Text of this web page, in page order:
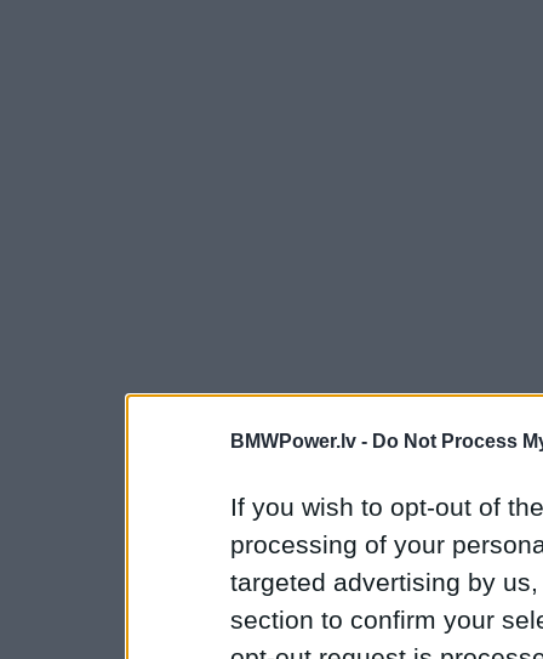
BMWPower.lv - Do Not Process
If you wish to opt-out of
processing of your
targeted advertising by
section to confirm your